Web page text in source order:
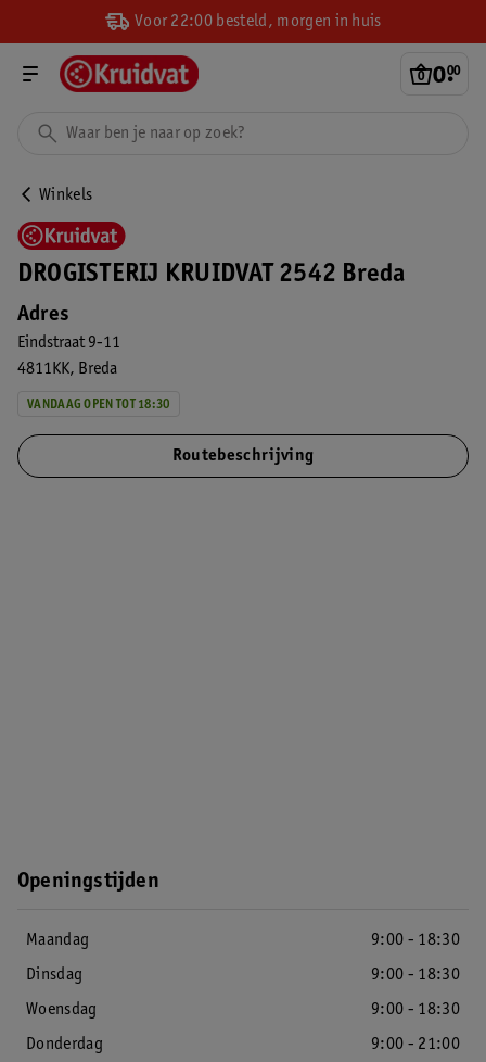
Voor 22:00 besteld, morgen in huis
0.
00
Winkels
DROGISTERIJ KRUIDVAT 2542 Breda
Adres
Eindstraat 9-11
4811KK
Breda
VANDAAG OPEN TOT 18:30
Routebeschrijving
Openingstijden
Maandag
9:00 - 18:30
Dinsdag
9:00 - 18:30
Woensdag
9:00 - 18:30
Donderdag
9:00 - 21:00